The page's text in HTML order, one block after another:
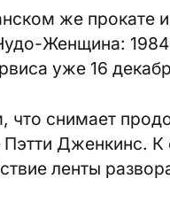
же прокате
Женщина:
уже 16
что снимает
Дженкинс. К
ленты